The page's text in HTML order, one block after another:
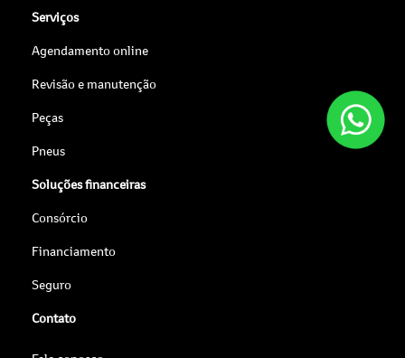
Serviços
Agendamento online
Revisão e manutenção
Peças
Pneus
Soluções financeiras
Consórcio
Financiamento
Seguro
Contato